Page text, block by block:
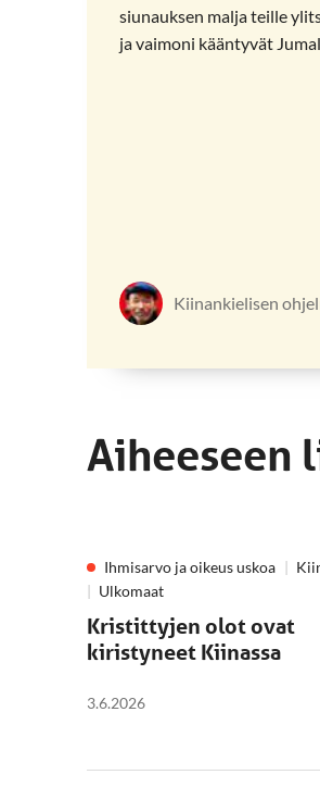
siunauksen malja teille
ja vaimoni kääntyvät
Kiinankielisen
Ihmisarvo ja oikeus uskoa
Ulkomaat
Kristittyjen olot ovat
kiristyneet Kiinassa
3.6.2026